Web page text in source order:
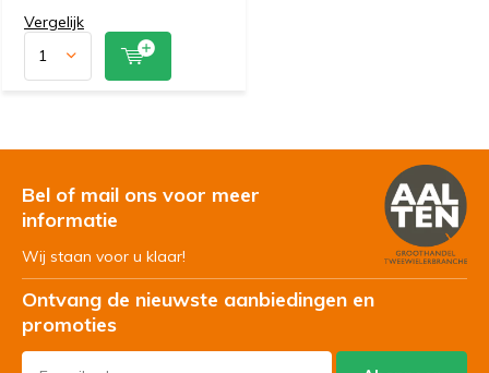
Vergelijk
Bel of mail ons voor meer
informatie
Wij staan voor u klaar!
Ontvang de nieuwste aanbiedingen en
promoties